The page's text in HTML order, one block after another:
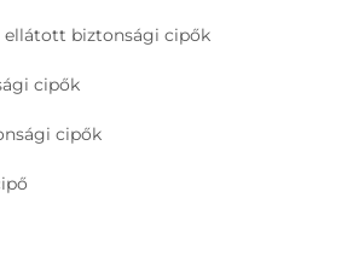
ellátott biztonsági cipők
cipők
cipők